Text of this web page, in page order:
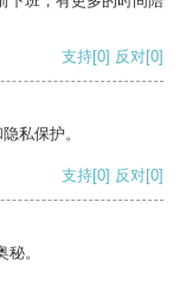
支持[0] 反对[0]
私保护。
支持[0] 反对[0]
。